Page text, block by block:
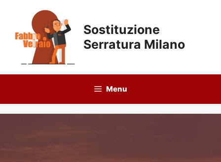
contenuto
Sostituzione
Serratura Milano
Menu